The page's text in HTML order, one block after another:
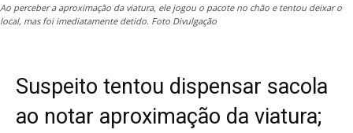
Ao perceber a aproximação da viatura, ele jogou o pacote no chão e tentou deixar o
local, mas foi imediatamente detido. Foto Divulgação
Suspeito tentou dispensar sacola
ao notar aproximação da viatura;